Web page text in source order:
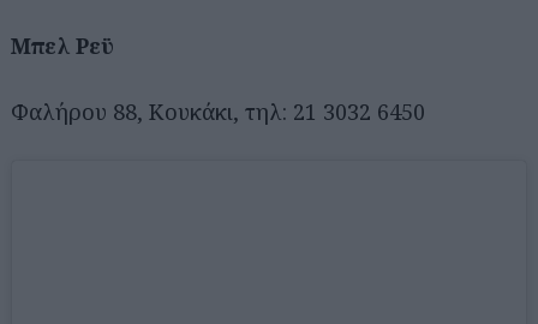
Μπελ Ρεϋ
Φαλήρου 88, Κουκάκι, τηλ: 21 3032 6450